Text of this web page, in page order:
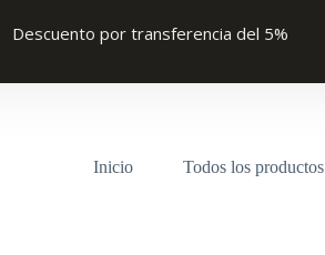
Descuento por transferencia del 5%
Inicio
Todos los productos